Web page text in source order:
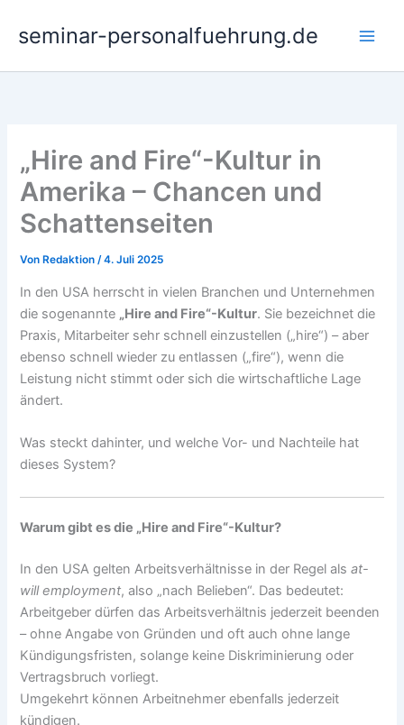
Inhaltseminar-personalfuehrung.de
„Hire and Fire“-Kultur in
Amerika – Chancen und
Schattenseiten
Von Redaktion/4. Juli 2025
In den USA herrscht in vielen Branchen und Unternehmen
die sogenannte „Hire and Fire“-Kultur. Sie bezeichnet die
Praxis, Mitarbeiter sehr schnell einzustellen („hire“) – aber
ebenso schnell wieder zu entlassen („fire“), wenn die
Leistung nicht stimmt oder sich die wirtschaftliche Lage
ändert.
Was steckt dahinter, und welche Vor- und Nachteile hat
dieses System?
Warum gibt es die „Hire and Fire“-Kultur?
In den USA gelten Arbeitsverhältnisse in der Regel alsat-
will employment, also „nach Belieben“. Das bedeutet:
Arbeitgeber dürfen das Arbeitsverhältnis jederzeit beenden
– ohne Angabe von Gründen und oft auch ohne lange
Kündigungsfristen, solange keine Diskriminierung oder
Vertragsbruch vorliegt.
Umgekehrt können Arbeitnehmer ebenfalls jederzeit
kündigen.